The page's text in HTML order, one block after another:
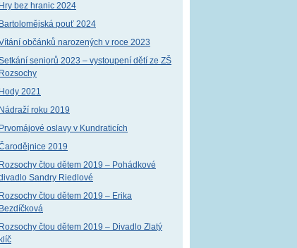
Hry bez hranic 2024
Bartolomějská pouť 2024
občánků narozených v roce 2023
seniorů 2023 – vystoupení dětí ze ZŠ
Rozsochy
Hody 2021
Nádraží roku 2019
Prvomájové oslavy v Kundraticích
2019
Rozsochy čtou dětem 2019 – Pohádkové
Sandry Riedlové
Rozsochy čtou dětem 2019 – Erika
Bezdíčková
Rozsochy čtou dětem 2019 – Divadlo Zlatý
klíč